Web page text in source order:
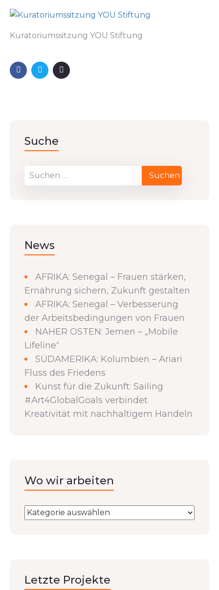
Kuratoriumssitzung YOU Stiftung
Suche
News
AFRIKA: Senegal – Frauen stärken,
Ernährung sichern, Zukunft gestalten
AFRIKA: Senegal – Verbesserung
der Arbeitsbedingungen von Frauen
NAHER OSTEN: Jemen – „Mobile
Lifeline“
SÜDAMERIKA: Kolumbien – Ariari
Fluss des Friedens
Kunst für die Zukunft: Sailing
#Art4GlobalGoals verbindet
Kreativität mit nachhaltigem Handeln
Wo wir arbeiten
Letzte Projekte